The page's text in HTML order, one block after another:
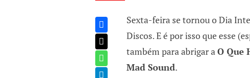
Sexta-feira se tornou o Dia
Discos. E é por isso que esse
também para abrigar aO Que
Mad Sound.